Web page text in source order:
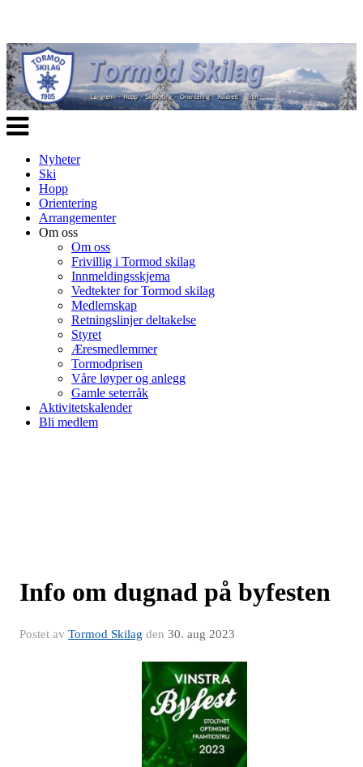
Veksle
navigasjon
Nyheter
Ski
Hopp
Orientering
Arrangementer
Om oss
Om oss
Frivillig i Tormod skilag
Innmeldingsskjema
Vedtekter for Tormod skilag
Medlemskap
Retningslinjer deltakelse
Styret
Æresmedlemmer
Tormodprisen
Våre løyper og anlegg
Gamle seterråk
Aktivitetskalender
Bli medlem
Info om dugnad på byfesten
Postet av Tormod Skilag den 30. aug 2023